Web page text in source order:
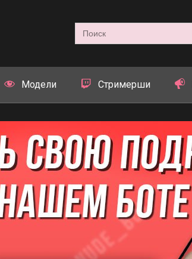
Search
for:
Модели Стримерши